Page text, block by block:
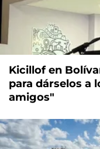
Kicillof en
para dárselos a
amigos"